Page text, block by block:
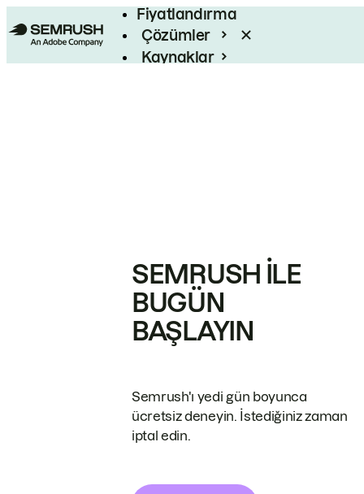
Fiyatlandırma
Çözümler
Kaynaklar
SEMRUSH ILE
BUGÜN
BAŞLAYIN
Semrush'ı yedi gün boyunca
ücretsiz deneyin. İstediğiniz zaman
iptal edin.